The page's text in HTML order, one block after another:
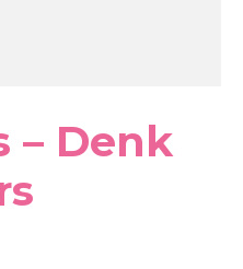
– Denk